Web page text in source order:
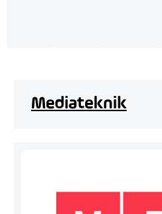
Mediateknik